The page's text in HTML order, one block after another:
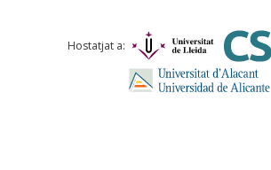
Comentari *
Hostatjat a: